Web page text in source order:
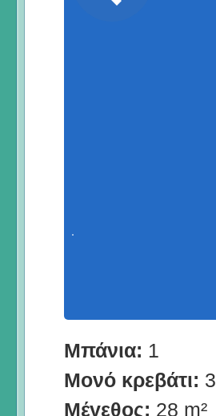
Μπάνια: 1
Μονό κρεβάτι: 3
Μέγεθος: 28 m²